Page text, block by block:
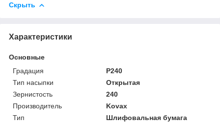
Скрыть
Характеристики
Основные
Градация
P240
Тип насыпки
Открытая
Зернистость
240
Производитель
Kovax
Тип
Шлифовальная бумага